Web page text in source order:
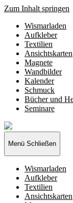
Zum Inhalt springen
Wismarladen
Aufkleber
Textilien
Ansichtskarten
Magnete
Wandbilder
Kalender
Schmuck
Bücher und
Seminare
Wismarladen
-
deine
Menü Schließen
Wismarladen
Aufkleber
Textilien
Ansichtskarten